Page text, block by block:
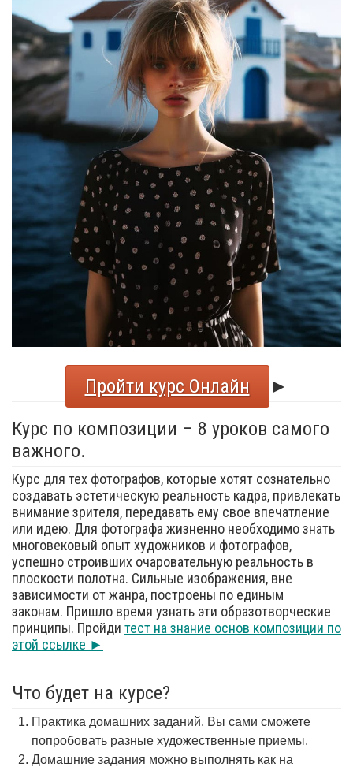
Пройти курс Онлайн
►
Курс по композиции – 8 уроков самого
важного.
Курс для тех фотографов, которые хотят сознательно
создавать эстетическую реальность кадра, привлекать
внимание зрителя, передавать ему свое впечатление
или идею. Для фотографа жизненно необходимо знать
многовековый опыт художников и фотографов,
успешно строивших очаровательную реальность в
плоскости полотна. Сильные изображения, вне
зависимости от жанра, построены по единым
законам. Пришло время узнать эти образотворческие
принципы. Пройди тест на знание основ композиции по
этой ссылке ►
Что будет на курсе?
Практика домашних заданий. Вы сами сможете
попробовать разные художественные приемы.
Домашние задания можно выполнять как на